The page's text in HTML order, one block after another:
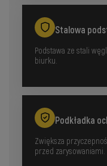
Stalowa
Podstawa ze stali
biurku.
Podkładka
Zwiększa
przed zarysowaniami.